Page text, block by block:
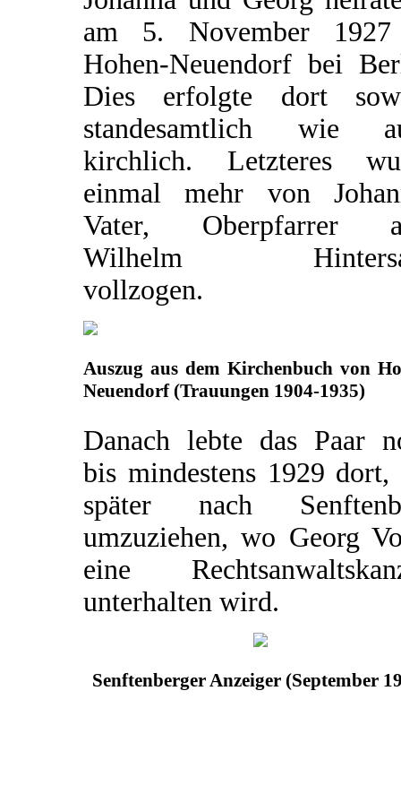
am 5. November
Hohen-Neuendorf bei
Dies erfolgte dort
standesamtlich wie
kirchlich. Letzteres
einmal mehr von
Vater, Oberpfarrer
Wilhelm
vollzogen.
Auszug aus dem Kirchenbuch von
Neuendorf (Trauungen 1904-1935)
Danach lebte das Paar
bis mindestens 1929 dort,
später nach
umzuziehen, wo Georg
eine
unterhalten wird.
Senftenberger Anzeiger (September